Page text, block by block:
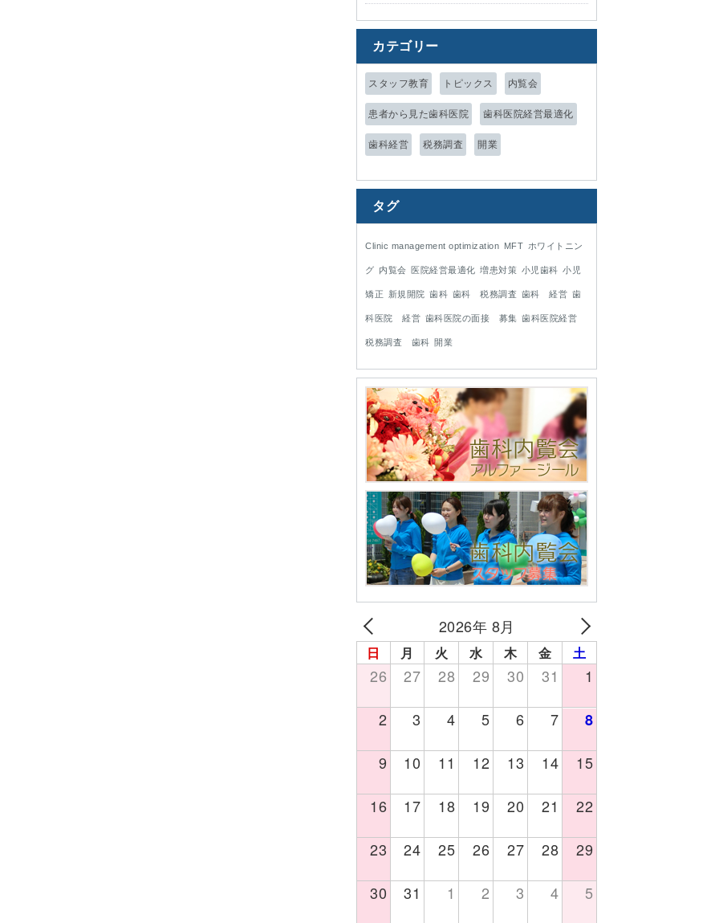
カテゴリー
スタッフ教育 トピックス 内覧会
患者から見た歯科医院 歯科医院経営最適化
歯科経営 税務調査 開業
タグ
Clinic management optimization MFT ホワイトニン
グ 内覧会 医院経営最適化 増患対策 小児歯科 小児
矯正 新規開院 歯科 歯科 税務調査 歯科 経営 歯
科医院 経営 歯科医院の面接 募集 歯科医院経営
税務調査 歯科 開業
2026年 8月
日 月 火 水 木 金 土
26 27 28 29 30 31 1
2 3 4 5 6 7 8
9 10 11 12 13 14 15
16 17 18 19 20 21 22
23 24 25 26 27 28 29
30 31 1 2 3 4 5